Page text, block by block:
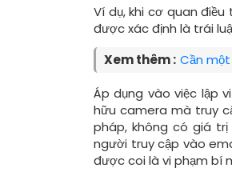
Ví dụ, khi cơ quan
được xác định là trái
Xem thêm : Cần
Áp dụng vào việc lập
hữu camera mà truy
pháp, không có giá
người truy cập vào
được coi là vi phạm bí